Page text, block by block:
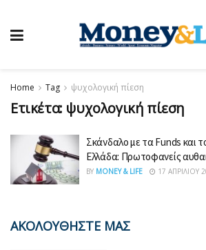
Home Tag ψυχολογική πίεση
Ετικέτα: ψυχολογική πίεση
Σκάνδαλο με τα Funds και
Ελλάδα: Πρωτοφανείς
BY MONEY & LIFE 17 ΑΠΡΙΛΊΟΥ
ΑΚΟΛΟΥΘΗΣΤΕ ΜΑΣ